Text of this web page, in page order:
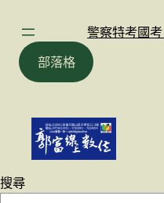
警察特考國
部落格
搜尋